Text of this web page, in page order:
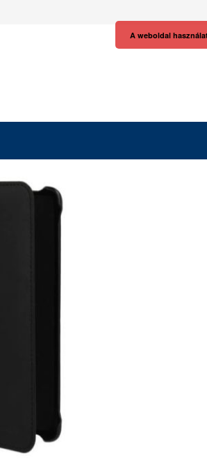
A weboldal